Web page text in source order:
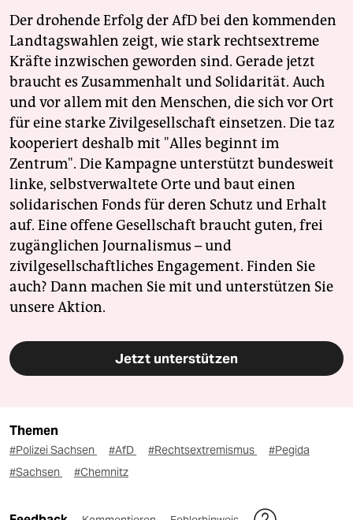
Der drohende Erfolg der AfD bei den kommenden
Landtagswahlen zeigt, wie stark rechtsextreme
Kräfte inzwischen geworden sind. Gerade jetzt
braucht es Zusammenhalt und Solidarität. Auch
und vor allem mit den Menschen, die sich vor Ort
für eine starke Zivilgesellschaft einsetzen. Die taz
kooperiert deshalb mit "Alles beginnt im
Zentrum". Die Kampagne unterstützt bundesweit
linke, selbstverwaltete Orte und baut einen
solidarischen Fonds für deren Schutz und Erhalt
auf. Eine offene Gesellschaft braucht guten, frei
zugänglichen Journalismus – und
zivilgesellschaftliches Engagement. Finden Sie
auch? Dann machen Sie mit und unterstützen Sie
unsere Aktion.
Jetzt unterstützen
Themen
#Polizei Sachsen #AfD #Rechtsextremismus
#Pegida
#Sachsen
#Chemnitz